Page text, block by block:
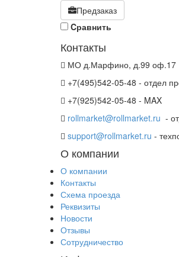
Предзаказ
Cравнить
Контакты
МО д.Марфино, д.99 оф.17
+7(495)542-05-48 - отдел
+7(925)542-05-48 - MAX
rollmarket@rollmarket.ru -
support@rollmarket.ru -
О компании
О компании
Контакты
Схема проезда
Реквизиты
Новости
Отзывы
Сотрудничество